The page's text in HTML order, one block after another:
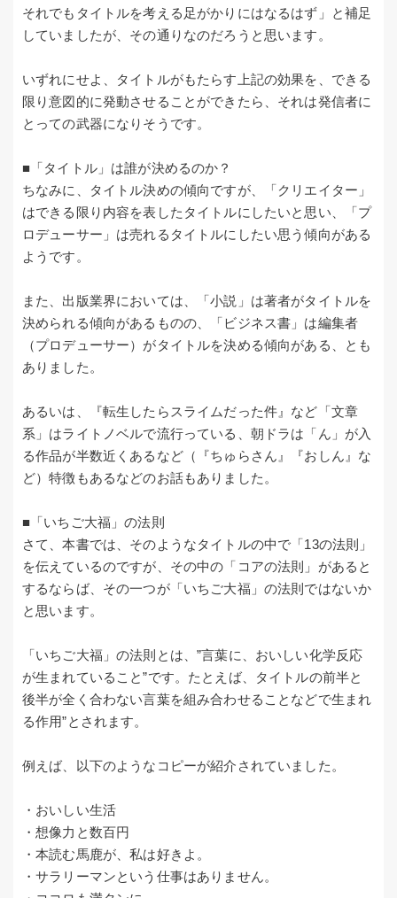
それでもタイトルを考える足がかりにはなるはず」と補足
していましたが、その通りなのだろうと思います。
いずれにせよ、タイトルがもたらす上記の効果を、できる
限り意図的に発動させることができたら、それは発信者に
とっての武器になりそうです。
■「タイトル」は誰が決めるのか？
ちなみに、タイトル決めの傾向ですが、「クリエイター」
はできる限り内容を表したタイトルにしたいと思い、「プ
ロデューサー」は売れるタイトルにしたい思う傾向がある
ようです。
また、出版業界においては、「小説」は著者がタイトルを
決められる傾向があるものの、「ビジネス書」は編集者
（プロデューサー）がタイトルを決める傾向がある、とも
ありました。
あるいは、『転生したらスライムだった件』など「文章
系」はライトノベルで流行っている、朝ドラは「ん」が入
る作品が半数近くあるなど（『ちゅらさん』『おしん』な
ど）特徴もあるなどのお話もありました。
■「いちご大福」の法則
さて、本書では、そのようなタイトルの中で「13の法則」
を伝えているのですが、その中の「コアの法則」があると
するならば、その一つが「いちご大福」の法則ではないか
と思います。
「いちご大福」の法則とは、”言葉に、おいしい化学反応
が生まれていること”です。たとえば、タイトルの前半と
後半が全く合わない言葉を組み合わせることなどで生まれ
る作用”とされます。
例えば、以下のようなコピーが紹介されていました。
・おいしい生活
・想像力と数百円
・本読む馬鹿が、私は好きよ。
・サラリーマンという仕事はありません。